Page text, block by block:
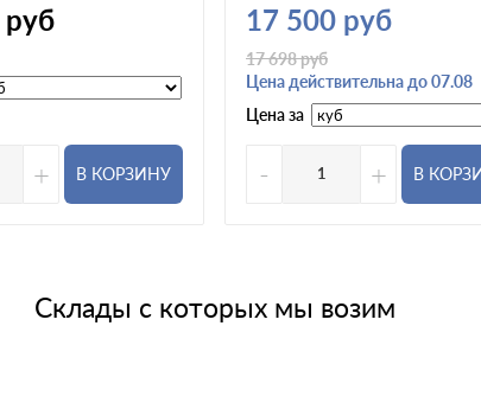
руб
+ В КОРЗИНУ
17 500 руб
17 698руб
Цена действительна до 07.08
Цена за
- + В
Склады с которых мы возим